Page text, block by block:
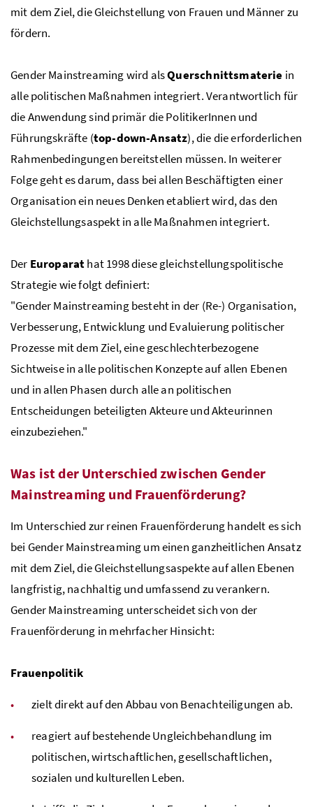
mit dem Ziel, die Gleichstellung von Frauen und Männer zu
fördern.
Gender Mainstreaming wird alsQuerschnittsmaterie in
alle politischen Maßnahmen integriert. Verantwortlich für
die Anwendung sind primär die PolitikerInnen und
Führungskräfte (top-down-Ansatz), die die erforderlichen
Rahmenbedingungen bereitstellen müssen. In weiterer
Folge geht es darum, dass bei allen Beschäftigten einer
Organisation ein neues Denken etabliert wird, das den
Gleichstellungsaspekt in alle Maßnahmen integriert.
Der Europarathat 1998 diese gleichstellungspolitische
Strategie wie folgt definiert:
"Gender Mainstreaming besteht in der (Re-) Organisation,
Verbesserung, Entwicklung und Evaluierung politischer
Prozesse mit dem Ziel, eine geschlechterbezogene
Sichtweise in alle politischen Konzepte auf allen Ebenen
und in allen Phasen durch alle an politischen
Entscheidungen beteiligten Akteure und Akteurinnen
einzubeziehen."
Was ist der Unterschied zwischen Gender
Mainstreaming und Frauenförderung?
Im Unterschied zur reinen Frauenförderung handelt es sich
bei Gender Mainstreaming um einen ganzheitlichen Ansatz
mit dem Ziel, die Gleichstellungsaspekte auf allen Ebenen
langfristig, nachhaltig und umfassend zu verankern.
Gender Mainstreaming unterscheidet sich von der
Frauenförderung in mehrfacher Hinsicht:
Frauenpolitik
zielt direkt auf den Abbau von Benachteiligungen ab.
reagiert auf bestehende Ungleichbehandlung im
politischen, wirtschaftlichen, gesellschaftlichen,
sozialen und kulturellen Leben.